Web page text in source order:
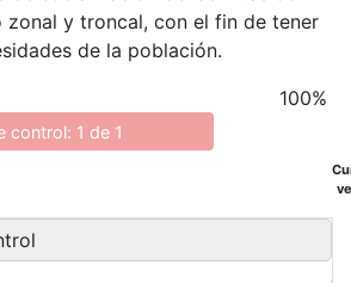
y troncal, con el fin de tener
de la población.
control: 1 de 1
100%